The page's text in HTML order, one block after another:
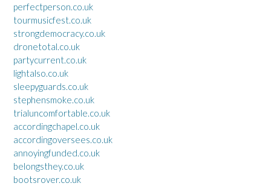
perfectperson.co.uk
tourmusicfest.co.uk
strongdemocracy.co.uk
dronetotal.co.uk
partycurrent.co.uk
lightalso.co.uk
sleepyguards.co.uk
stephensmoke.co.uk
trialuncomfortable.co.uk
accordingchapel.co.uk
accordingoversees.co.uk
annoyingfunded.co.uk
belongsthey.co.uk
bootsrover.co.uk